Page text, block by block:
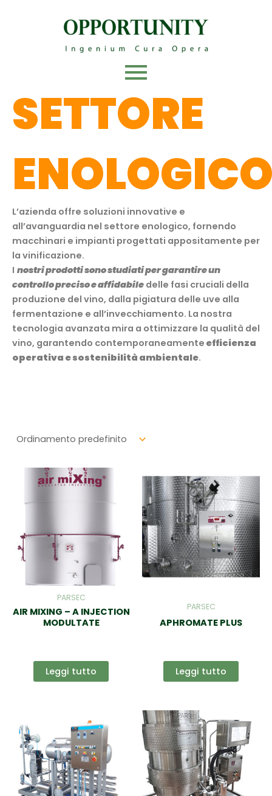
SETTORE
L’azienda offre soluzioni innovative e
all’avanguardia nel settore enologico, fornendo
macchinari e impianti progettati appositamente per
la vinificazione.
I nostri prodotti sono studiati per garantire un
controllo preciso e affidabile delle fasi cruciali della
produzione del vino, dalla pigiatura delle uve alla
fermentazione e all’invecchiamento. La nostra
tecnologia avanzata mira a ottimizzare la qualità del
vino, garantendo contemporaneamente efficienza
operativa e sostenibilità ambientale.
PARSEC
AIR MIXING – A INJECTION
MODULTATE
Leggi tutto
PARSEC
APHROMATE PLUS
Leggi tutto